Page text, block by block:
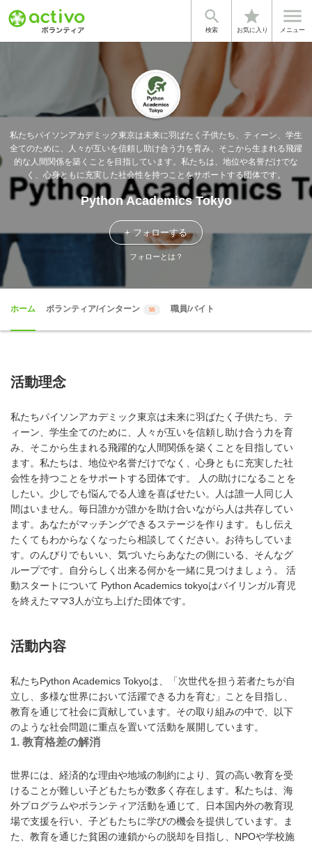

検索
star
お気に入り

メニュー
私たちパイソンアカデミック東京は未来に羽ばたく子供たち、ティーン、学生
全てのために、人々が互いを信頼し助け合う力を育み、そこから生まれる飛躍
的な人間関係を築くことを目指しています。私たちは、地位や名誉だけでな
く、心身ともに充実した社会性を持つことをサポートする団体です。
Python Academics Tokyo
+ フォローする
フォローとは？
ホーム ボランティア/インターン 55 職員/バイト
活動理念
私たちパイソンアカデミック東京は未来に羽ばたく子供たち、テ
ィーン、学生全てのために、人々が互いを信頼し助け合う力を育
み、そこから生まれる飛躍的な人間関係を築くことを目指してい
ます。私たちは、地位や名誉だけでなく、心身ともに充実した社
会性を持つことをサポートする団体です。 人の助けになることを
したい。少しでも悩んでる人達を喜ばせたい。人は誰一人同じ人
間はいません。毎日誰かが誰かを助け合いながら人は共存してい
ます。あなたがマッチングできるステージを作ります。もし伝え
たくてもわからなくなったら相談してください。お待ちしていま
す。のんびりでもいい、気づいたらあなたの側にいる、そんなグ
ループです。自分らしく出来る何かを一緒に見つけましょう。 活
動スタートについて Python Academics tokyoはバイリンガル育児
を終えたママ3人が立ち上げた団体です。
活動内容
私たちPython Academics Tokyoは、「次世代を担う若者たちが自
立し、多様な世界において活躍できる力を育む」ことを目指し、
教育を通じて社会に貢献しています。その取り組みの中で、以下
のような社会問題に重点を置いて活動を展開しています。
1. 教育格差の解消
世界には、経済的な理由や地域の制約により、質の高い教育を受
けることが難しい子どもたちが数多く存在します。私たちは、海
外プログラムやボランティア活動を通じて、日本国内外の教育現
場で支援を行い、子どもたちに学びの機会を提供しています。ま
た、教育を通じた貧困の連鎖からの脱却を目指し、NPOや学校施